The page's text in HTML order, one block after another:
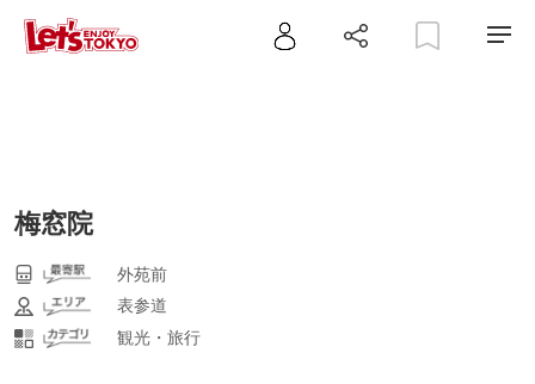
梅窓院
外苑前
表参道
観光・旅行